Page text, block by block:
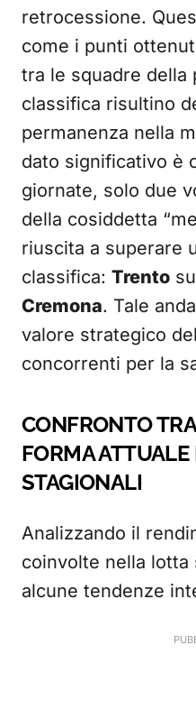
retrocessione.
come i punti
tra le squadre della
classifica risultino
permanenza nella
dato significativo è
giornate, solo due
della cosiddetta
riuscita a superare
classifica: Trento su
Cremona. Tale
valore strategico
concorrenti per la
CONFRONTO
FORMA ATTUALE
STAGIONALI
Analizzando il
coinvolte nella lotta
alcune tendenze